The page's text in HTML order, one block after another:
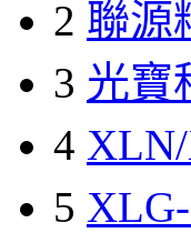
2 聯源
3 光寶
4
5